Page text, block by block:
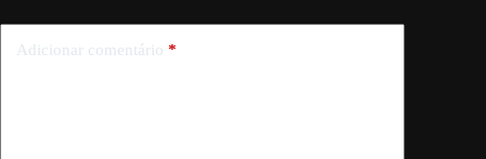
Adicionar comentário *